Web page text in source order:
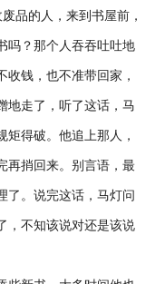
品的人，来到书屋前，
吗？那个人吞吞吐吐地
钱，也不准带回家，
地走了，听了这话，马
得破。他追上那人，
再捎回来。别言语，最
了。说完这话，马灯问
，不知该说对还是该说